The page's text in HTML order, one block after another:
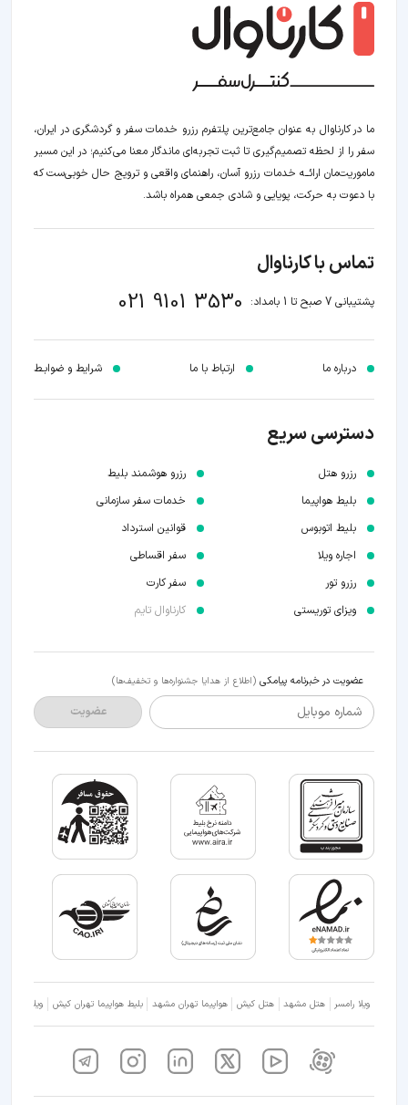
ما در کارناوال به عنوان جامع‌ترین پلتفرم رزرو خدمات سفر و گردشگری در ایران،
سفر را از لحظه‌ تصمیم‌گیری تا ثبت تجربه‌ای ماندگار معنا می‌کنیم؛ در این مسیر‍
ماموریت‌مان اراﺋــﻪ خدمات رزرو آسان، راهنمای واقعی و ترویج حال خوبی‌ست که
با دعوت به حرکت، پویایی و شادی جمعی همراه باشد.
تماس با کارناوال
پشتیبانی 7 صبح تا 1 بامداد: 021 9101 3530
درباره ما ارتباط با ما شرایط و ضوابـط
دسترسی سریع
رزرو هتل
بلیط هواپیما
بلیط اتوبوس
اجاره ویلا
رزرو تور
ویزای توریستی
رزرو هوشمند بلیط
خدمات سفر سازمانی
قوانین استرداد
سفر اقساطی
سفر کارت
کارناوال تایم
عضویت در خبرنامه پیامکی (اطلاع از هدایا جشنواره‌ها و تخفیف‌ها)
شماره موبایل عضویت
ویلا رامسر هتل مشهد هتل کیش هواپیما تهران مشهد بلیط هواپیما تهران کیش ویلا شمال